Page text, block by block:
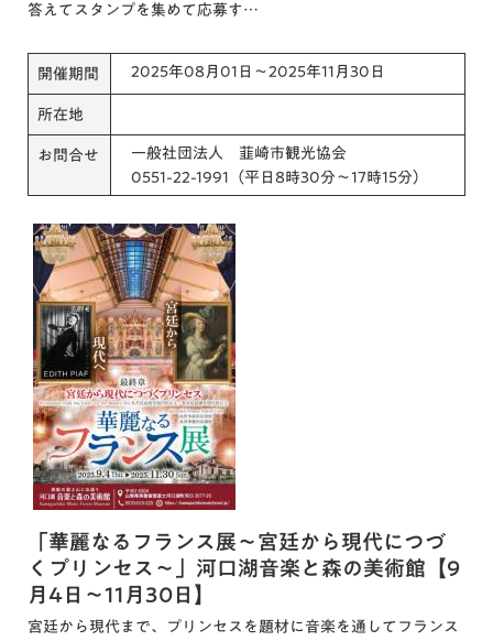
答えてスタンプを集めて応募す…
開催期間 2025年08月01日～2025年11月30日
所在地
お問合せ
一般社団法人 韮崎市観光協会
0551-22-1991（平日8時30分～17時15分）
「華麗なるフランス展～宮廷から現代につづ
くプリンセス～」河口湖音楽と森の美術館【9
月4日～11月30日】
宮廷から現代まで、プリンセスを題材に音楽を通してフランス